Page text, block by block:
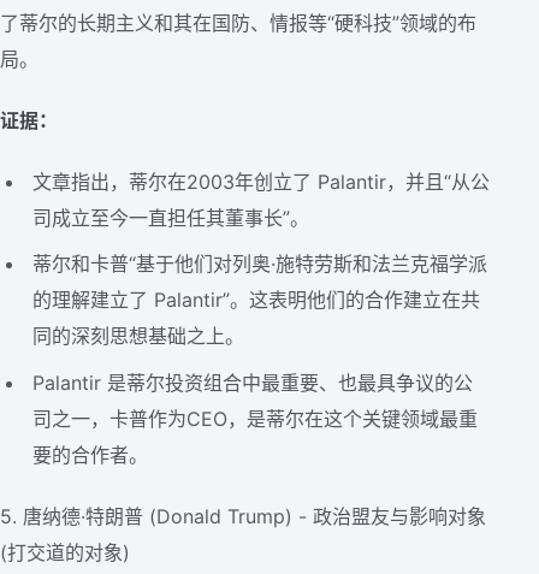
了蒂尔的长期主义和其在国防、情报等“硬科技”领域的布
局。
证据：
文章指出，蒂尔在2003年创立了 Palantir，并且“从公
司成立至今一直担任其董事长”。
蒂尔和卡普“基于他们对列奥·施特劳斯和法兰克福学派
的理解建立了 Palantir”。这表明他们的合作建立在共
同的深刻思想基础之上。
Palantir 是蒂尔投资组合中最重要、也最具争议的公
司之一，卡普作为CEO，是蒂尔在这个关键领域最重
要的合作者。
5. 唐纳德·特朗普 (Donald Trump) - 政治盟友与影响对象
(打交道的对象)